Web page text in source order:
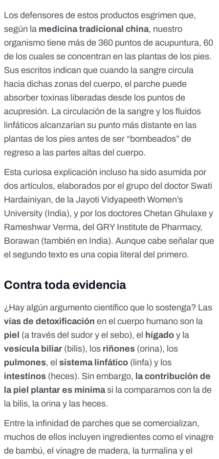
Los defensores de estos productos esgrimen que,
según la medicina tradicional china, nuestro
organismo tiene más de 360 puntos de acupuntura, 60
de los cuales se concentran en las plantas de los pies.
Sus escritos indican que cuando la sangre circula
hacia dichas zonas del cuerpo, el parche puede
absorber toxinas liberadas desde los puntos de
acupresión. La circulación de la sangre y los fluidos
linfáticos alcanzarían su punto más distante en las
plantas de los pies antes de ser “bombeados” de
regreso a las partes altas del cuerpo.
Esta curiosa explicación incluso ha sido asumida por
dos artículos, elaborados por el grupo del doctor Swati
Hardainiyan, de la Jayoti Vidyapeeth Women’s
University (India), y por los doctores Chetan Ghulaxe y
Rameshwar Verma, del GRY Institute de Pharmacy,
Borawan (también en India). Aunque cabe señalar que
el segundo texto es una copia literal del primero.
Contra toda evidencia
¿Hay algún argumento científico que lo sostenga? Las
vías de detoxificación en el cuerpo humano son la
piel (a través del sudor y el sebo), el hígado y la
vesícula biliar (bilis), los riñones (orina), los
pulmones, el sistema linfático (linfa) y los
intestinos (heces). Sin embargo, la contribución de
la piel plantar es mínimasi la comparamos con la de
la bilis, la orina y las heces.
Entre la infinidad de parches que se comercializan,
muchos de ellos incluyen ingredientes como el vinagre
de bambú, el vinagre de madera, la turmalina y el